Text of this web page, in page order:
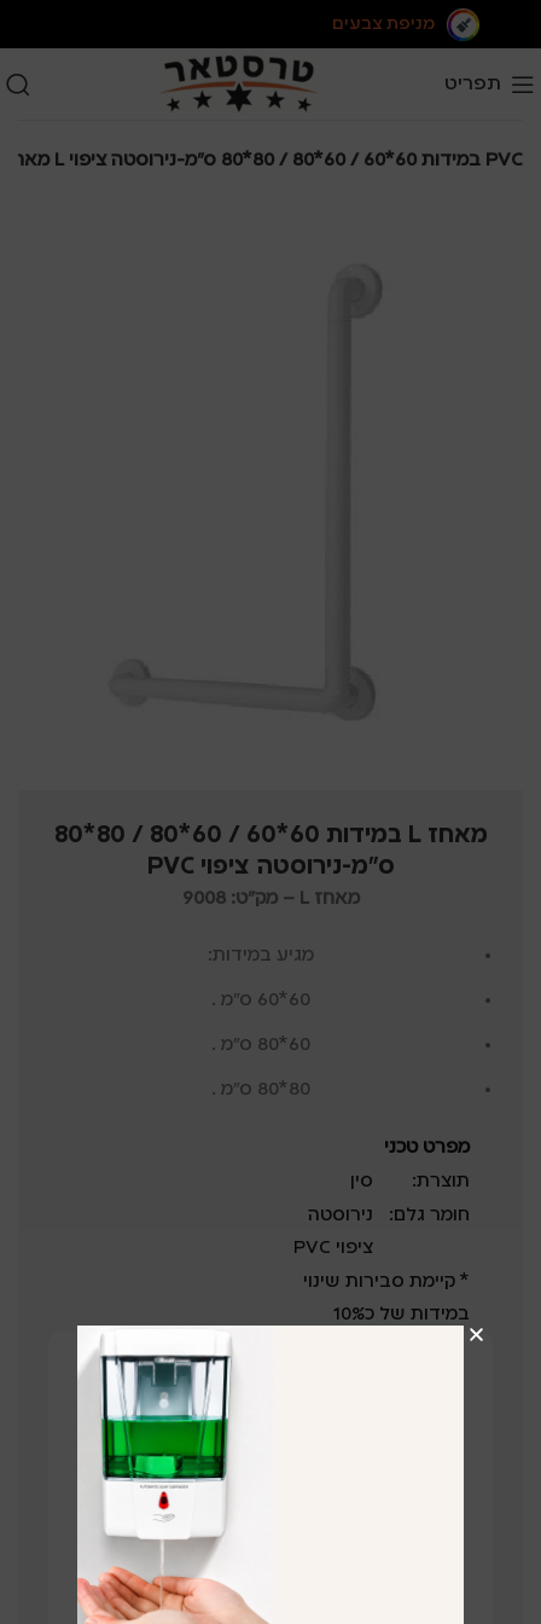
מניפת צבעים
תפריט
מאחז L במידות 60*60 / 60*80 / 80*80 ס"מ-נירוסטה ציפוי PVC
מאחז L במידות 60*60 / 60*80 / 80*80
ס"מ-נירוסטה ציפוי PVC
מאחז L – מק"ט: 9008
מגיע במידות:
60*60 ס"מ .
60*80 ס"מ .
80*80 ס"מ .
מפרט טכני
תוצרת:
סין
חומר גלם:
נירוסטה
ציפוי PVC
* קיימת סבירות שינוי
במידות של כ10%
קבלו הצעת מחיר על המוצר!
השאירו פרטים ונציג שלנו יחזור בהקדם
תחזרו אליי